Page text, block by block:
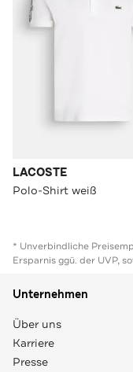
LACOSTE
Polo-Shirt weiß
* Unverbindliche
Ersparnis ggü. der UVP,
Unternehmen
Über uns
Karriere
Presse